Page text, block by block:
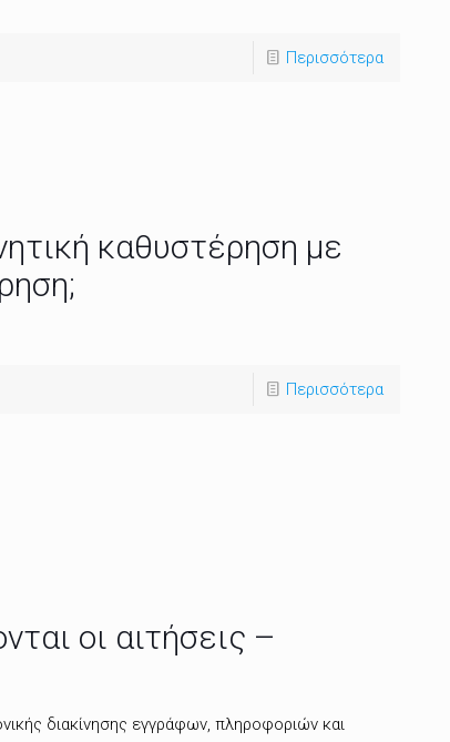
Περισσότερα
καθυστέρηση με
Περισσότερα
οι αιτήσεις –
διακίνησης εγγράφων, πληροφοριών και